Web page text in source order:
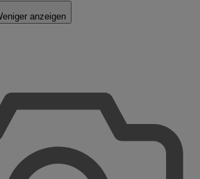
anzeigen